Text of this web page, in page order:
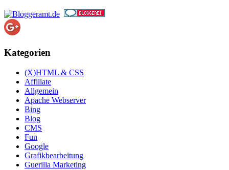
Kategorien
(X)HTML & CSS
Affiliate
Allgemein
Apache Webserver
Bing
Blog
CMS
Fun
Google
Grafikbearbeitung
Guerilla Marketing